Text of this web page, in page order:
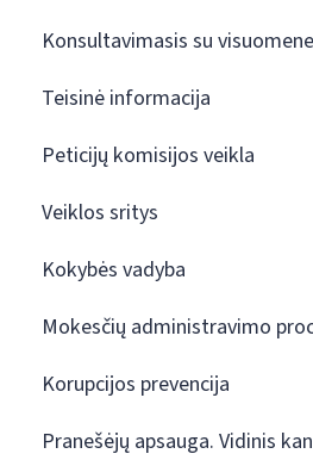
Konsultavimasis su visuomene
Teisinė informacija
Peticijų komisijos veikla
Veiklos sritys
Kokybės vadyba
Mokesčių administravimo
Korupcijos prevencija
Pranešėjų apsauga. Vidinis